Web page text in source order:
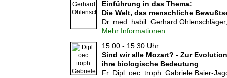
Einführung in das Thema:
Die Welt, das menschliche
Dr. med. habil. Gerhard
Mehr Informationen
15:00 - 15:30 Uhr
Sind wir alle Mozart? - Zur
ihre biologische Bedeutung
Fr. Dipl. oec. troph. Gabriele Baier-